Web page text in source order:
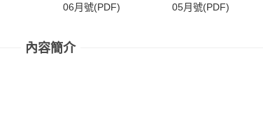
06月號(PDF)
05月號(PDF)
內容簡介